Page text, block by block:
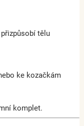
tělu
ke kozačkám
komplet.